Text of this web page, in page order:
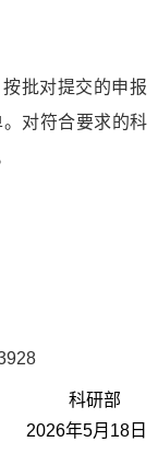
批对提交的申报
对符合要求的科
科研部
2026年5月18日